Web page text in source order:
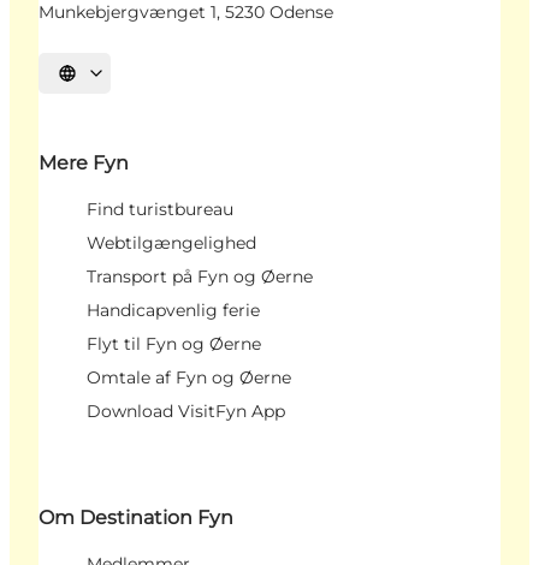
Munkebjergvænget 1, 5230 Odense
Vælg sprog
Mere Fyn
Find turistbureau
Webtilgængelighed
Transport på Fyn og Øerne
Handicapvenlig ferie
Flyt til Fyn og Øerne
Omtale af Fyn og Øerne
Download VisitFyn App
Om Destination Fyn